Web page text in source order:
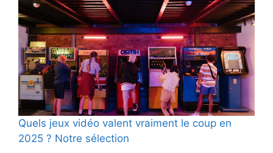
Quels jeux vidéo valent vraiment le coup en
2025 ? Notre sélection